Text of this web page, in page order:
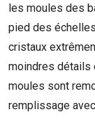
les moules des
pied des
cristaux
moindres détails
moules sont
remplissage